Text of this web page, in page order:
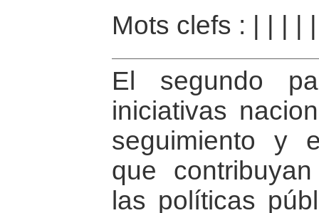
Mots clefs :
El segundo
iniciativas
seguimiento y
que
las políticas